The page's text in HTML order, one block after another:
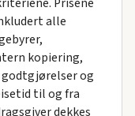
alle
kopiering,
og
til og fra
dekkes